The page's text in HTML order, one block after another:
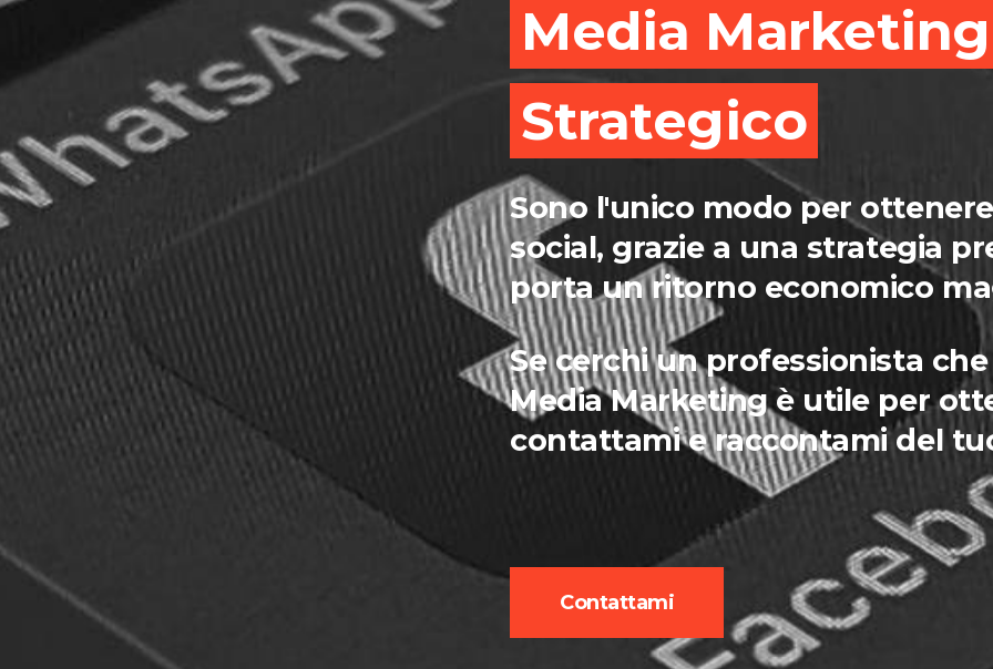
Media Marketing
Strategico
Sono l'unico modo per
social, grazie a una strategia
porta un ritorno economico
Se cerchi un professionista
Media Marketing è utile per
contattami e raccontami del
Contattami